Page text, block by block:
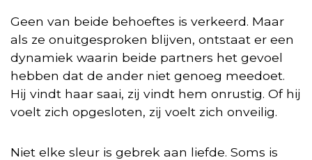
Geen van beide behoeftes is verkeerd. Maar
als ze onuitgesproken blijven, ontstaat er een
dynamiek waarin beide partners het gevoel
hebben dat de ander niet genoeg meedoet.
Hij vindt haar saai, zij vindt hem onrustig. Of hij
voelt zich opgesloten, zij voelt zich onveilig.
Niet elke sleur is gebrek aan liefde. Soms is